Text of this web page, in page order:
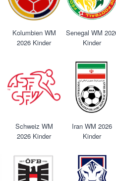
Kolumbien WM
2026 Kinder
Senegal WM
Kinder
Schweiz WM
2026 Kinder
Iran WM 2026
Kinder